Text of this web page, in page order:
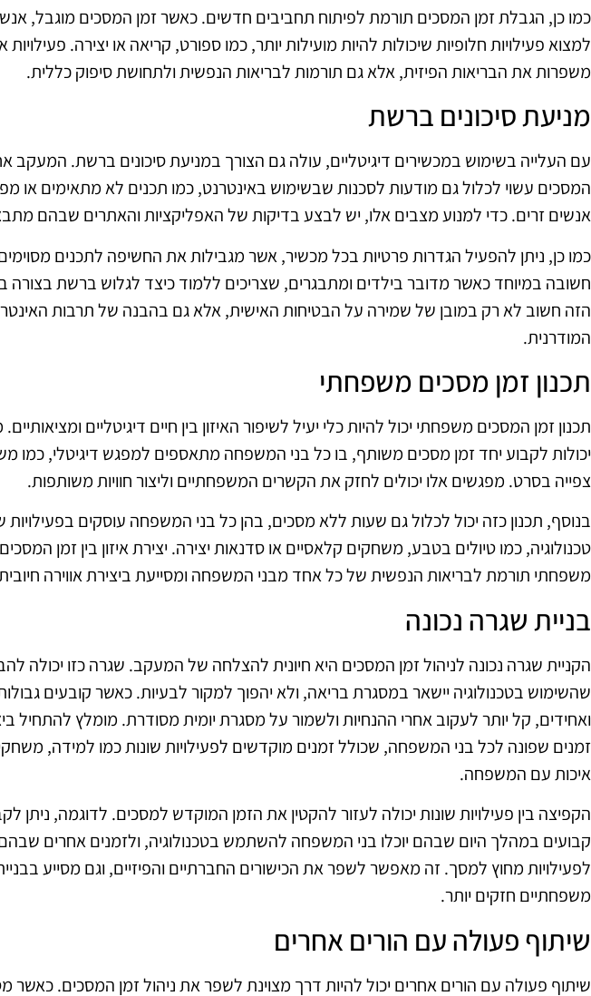
כמו כן, הגבלת זמן המסכים תורמת לפיתוח תחביבים חדשים. כאשר זמן המסכים מוגבל,
למצוא פעילויות חלופיות שיכולות להיות מועילות יותר, כמו ספורט, קריאה או יצירה. פעילויות
משפרות את הבריאות הפיזית, אלא גם תורמות לבריאות הנפשית ולתחושת סיפוק כללית.
מניעת סיכונים ברשת
עם העלייה בשימוש במכשירים דיגיטליים, עולה גם הצורך במניעת סיכונים ברשת. המעקב
המסכים עשוי לכלול גם מודעות לסכנות שבשימוש באינטרנט, כמו תכנים לא מתאימים או
אנשים זרים. כדי למנוע מצבים אלו, יש לבצע בדיקות של האפליקציות והאתרים שבהם
כמו כן, ניתן להפעיל הגדרות פרטיות בכל מכשיר, אשר מגבילות את החשיפה לתכנים
חשובה במיוחד כאשר מדובר בילדים ומתבגרים, שצריכים ללמוד כיצד לגלוש ברשת בצורה
הזה חשוב לא רק במובן של שמירה על הבטיחות האישית, אלא גם בהבנה של תרבות
המודרנית.
תכנון זמן מסכים משפחתי
תכנון זמן המסכים משפחתי יכול להיות כלי יעיל לשיפור האיזון בין חיים דיגיטליים
יכולות לקבוע יחד זמן מסכים משותף, בו כל בני המשפחה מתאספים למפגש דיגיטלי, כמו
צפייה בסרט. מפגשים אלו יכולים לחזק את הקשרים המשפחתיים וליצור חוויות משותפות.
בנוסף, תכנון כזה יכול לכלול גם שעות ללא מסכים, בהן כל בני המשפחה עוסקים בפעילויות
טכנולוגיה, כמו טיולים בטבע, משחקים קלאסיים או סדנאות יצירה. יצירת איזון בין זמן
משפחתי תורמת לבריאות הנפשית של כל אחד מבני המשפחה ומסייעת ביצירת אווירה
בניית שגרה נכונה
הקניית שגרה נכונה לניהול זמן המסכים היא חיונית להצלחה של המעקב. שגרה כזו יכולה
שהשימוש בטכנולוגיה יישאר במסגרת בריאה, ולא יהפוך למקור לבעיות. כאשר קובעים
ואחידים, קל יותר לעקוב אחרי ההנחיות ולשמור על מסגרת יומית מסודרת. מומלץ להתחיל
זמנים שפונה לכל בני המשפחה, שכולל זמנים מוקדשים לפעילויות שונות כמו למידה,
איכות עם המשפחה.
הקפיצה בין פעילויות שונות יכולה לעזור להקטין את הזמן המוקדש למסכים. לדוגמה, ניתן
קבועים במהלך היום שבהם יוכלו בני המשפחה להשתמש בטכנולוגיה, ולזמנים אחרים
לפעילויות מחוץ למסך. זה מאפשר לשפר את הכישורים החברתיים והפיזיים, וגם מסייע
משפחתיים חזקים יותר.
שיתוף פעולה עם הורים אחרים
שיתוף פעולה עם הורים אחרים יכול להיות דרך מצוינת לשפר את ניהול זמן המסכים. כאשר